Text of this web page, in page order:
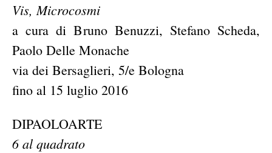
Vis, Microcosmi
a cura di Bruno Benuzzi, Stefano Scheda,
Paolo Delle Monache
via dei Bersaglieri, 5/e Bologna
fino al 15 luglio 2016
DIPAOLOARTE
6 al quadrato